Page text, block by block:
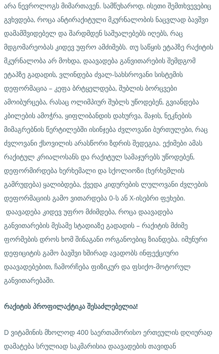
არა ნევროლოგს მიმართავენ. სამწუხაროდ, ისეთი შემთხვევებიც
გვხვდება, როცა ანტირაქიტული მკურნალობის ნაცვლად ბავშვი
დამამშვიდებელ და შარდმდენ საშუალებებს იღებს, რაც
მდგომარეობას კიდევ უფრო ამძიმებს. თუ საწყის ეტაპზე რაქიტის
მკურნალობა არ მოხდა, დაავადება განვითარების შემდგომ
ეტაპზე გადადის, ვლინდება ძვალ-სახსროვანი სისტემის
დეფორმაცია – კეფა ბრტყელდება, შუბლის ბორცვები
ამოიბურცება, რასაც ოლიმპიურ შუბლს უწოდებენ, გვიანდება
კბილების ამოჭრა, ყიფლიბანდის დახურვა, მაჯის, ნეკნების
მიმაგრებნის წერტილებში ისინჯება ძვლოვანი ბურთულები, რაც
ძვლოვანი ქსოვილის არასწორი ზდრის შედეგია. ექიმები ამას
რაქიტულ კრიალოსანს და რაქიტულ სამაჯურებს უწოდებენ,
დეფორმირდება ხერხემალი და სქოლიოზი (ხერხემლის
გამრუდება) ყალიბდება, ქვედა კიდურების ლულოვანი ძვლების
დეფორმაციის გამო ვითარდება 0-ს ან X-ისებრი ფეხები.
დაავადება კიდევ უფრო მძიმდება, როცა დაავადება
განვითარების მესამე სტადიაზე გადადის – რაქიტის მძიმე
ფორმების დროს ხომ შინაგანი ორგანოებიც ზიანდება. იმუნური
დეფიციტის გამო ბავშვი ხშირად ავადობს ინფექციური
დაავადებებით, ჩამორჩება ფიზიკურ და ფსიქო-მოტორულ
განვითარებაში.
რაქიტისპროფილაქტიკა შესაძლებელია!
D ვიტამინის მხოლოდ 400 საერთაშორისო ერთეულის დღიურად
დამატება სრულიად საკმარისია დაავადების თავიდან